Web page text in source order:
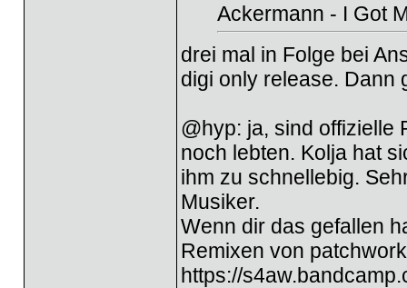
Ackermann - I Got
drei mal in Folge bei
digi only release. Dann
@hyp: ja, sind offizielle
noch lebten. Kolja hat
ihm zu schnellebig.
Musiker.
Wenn dir das gefallen
Remixen von
https://